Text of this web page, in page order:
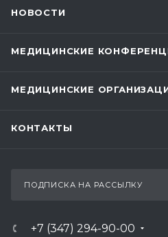
НОВОСТИ
МЕДИЦИНСКИЕ
МЕДИЦИНСКИЕ
КОНТАКТЫ
ПОДПИСКА НА РАССЫЛКУ
+7 (347) 294-90-00